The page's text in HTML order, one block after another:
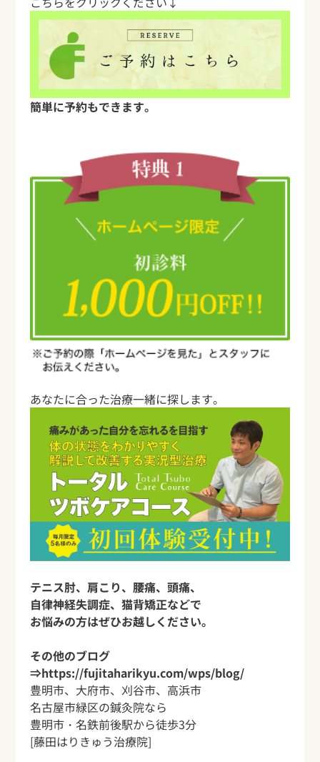
簡単に予約もできます。
あなたに合った治療一緒に探します。
テニス肘、肩こり、腰痛、頭痛、
自律神経失調症、猫背矯正などで
お悩みの方はぜひお越しください。
その他のブログ
⇒https://fujitaharikyu.com/wps/blog/
豊明市、大府市、刈谷市、高浜市
名古屋市緑区の鍼灸院なら
豊明市・名鉄前後駅から徒歩3分
[藤田はりきゅう治療院]